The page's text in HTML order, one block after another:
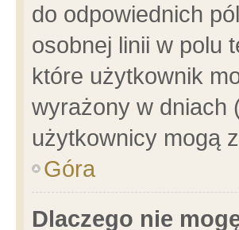
do odpowiednich
osobnej linii w polu
które użytkownik
wyrażony w dniach
użytkownicy mogą
Góra
Dlaczego nie